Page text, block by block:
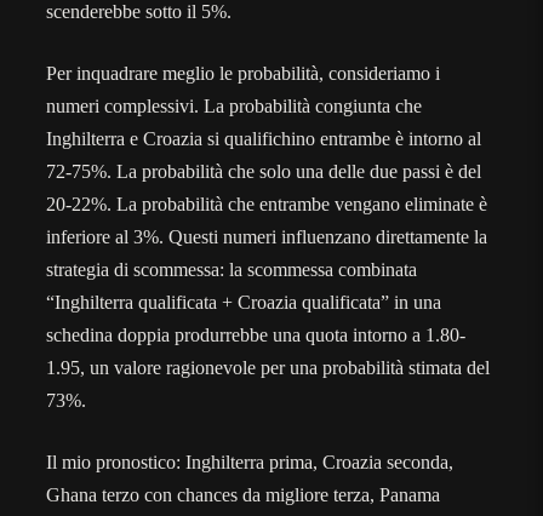
scenderebbe sotto il 5%.
Per inquadrare meglio le probabilità, consideriamo i
numeri complessivi. La probabilità congiunta che
Inghilterra e Croazia si qualifichino entrambe è intorno al
72-75%. La probabilità che solo una delle due passi è del
20-22%. La probabilità che entrambe vengano eliminate è
inferiore al 3%. Questi numeri influenzano direttamente la
strategia di scommessa: la scommessa combinata
“Inghilterra qualificata + Croazia qualificata” in una
schedina doppia produrrebbe una quota intorno a 1.80-
1.95, un valore ragionevole per una probabilità stimata del
73%.
Il mio pronostico: Inghilterra prima, Croazia seconda,
Ghana terzo con chances da migliore terza, Panama